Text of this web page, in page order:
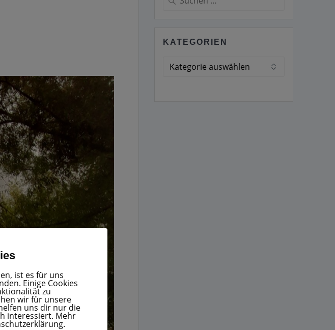
KATEGORIEN
Kategorien
ist es für uns
Einige Cookies
zu
wir für unsere
uns dir nur die
interessiert. Mehr